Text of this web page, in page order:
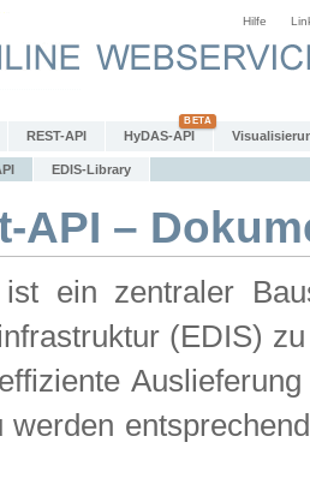
Hilfe
REST-API HyDAS-API
EDIS-Library
API –
ein zentraler
(EDIS)
werden